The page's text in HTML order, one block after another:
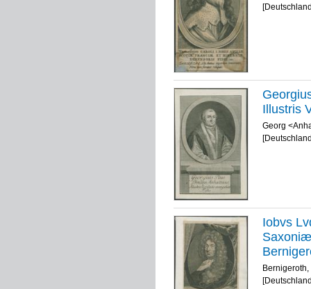
Illustris
Georg
Iobvs
Bernigeroth,